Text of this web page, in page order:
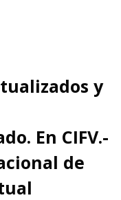
y
En CIFV.-
de